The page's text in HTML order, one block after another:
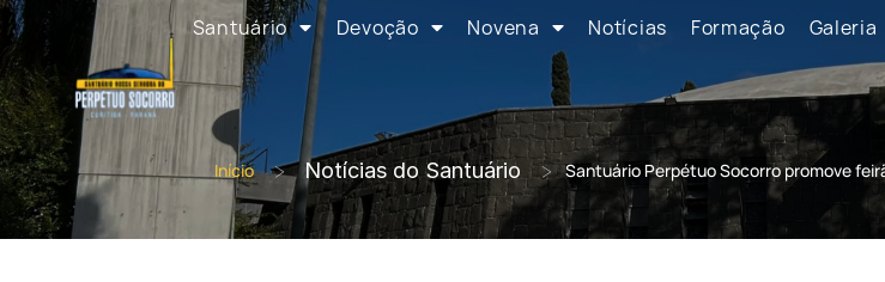
Santuário Devoção Novena Notícias Formação Galeria
Início > Notícias do Santuário > Santuário Perpétuo Socorro promove